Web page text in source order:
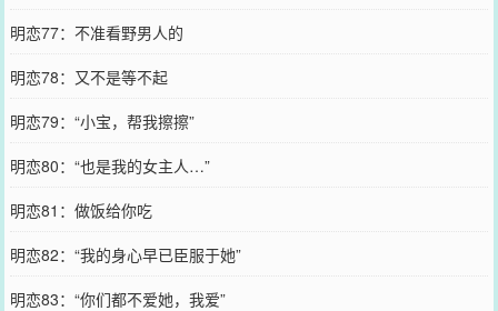
明恋77：不准看野男人的
明恋78：又不是等不起
明恋79：“小宝，帮我擦擦”
明恋80：“也是我的女主人…”
明恋81：做饭给你吃
明恋82：“我的身心早已臣服于她”
明恋83：“你们都不爱她，我爱”